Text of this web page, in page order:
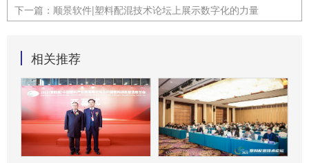
下一篇： 顺景软件|塑料配混技术论坛上展示数字化的力量
相关推荐